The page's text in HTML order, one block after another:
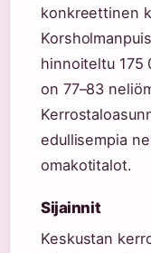
konkreettinen
hinnoiteltu 175
on 77–83
edullisempia
omakotitalot.
Sijainnit
Keskustan